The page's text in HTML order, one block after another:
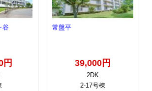
谷
円
常盤平
39,000円
2DK
2-17号棟